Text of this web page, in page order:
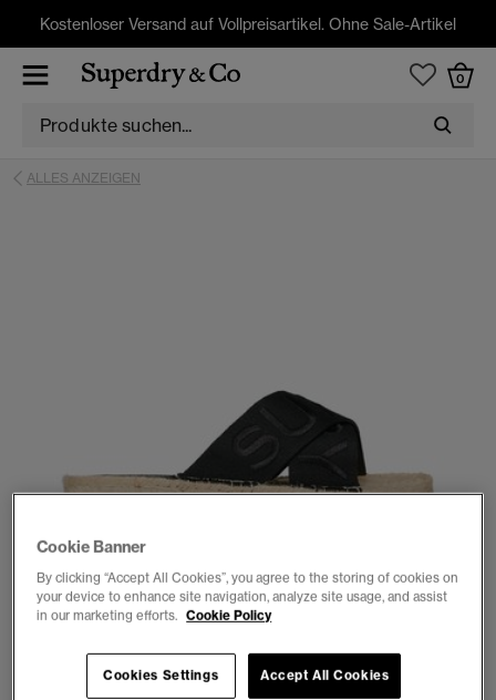
Kostenloser Versand auf Vollpreisartikel. Ohne Sale-Artikel
0
ALLES ANZEIGEN
1 2 3 5 6 7
Cookie Banner
By clicking “Accept All Cookies”, you agree to the storing of cookies on
your device to enhance site navigation, analyze site usage, and assist
in our marketing efforts. Cookie Policy
Accept All Cookies
Cookies Settings